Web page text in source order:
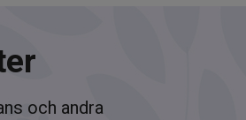
och andra